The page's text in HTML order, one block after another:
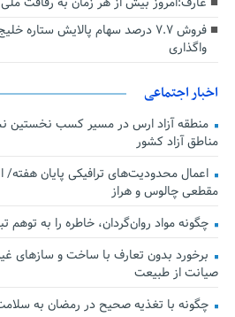
فروش ۷.۷ درصد سهام پالایش
واگذاری
اخبار اجتماعی
منطقه آزاد ارس در مسیر کسب نخستین
مناطق آزاد کشور
اعمال محدودیت‌های ترافیکی پایان هفته/
مقطعی چالوس و هراز
چگونه مواد روان‌گردان، خاطره را به توهم
برخورد بدون تعارف با ساخت‌ و سازهای
صیانت از طبیعت
چگونه با تغذیه صحیح در رمضان به